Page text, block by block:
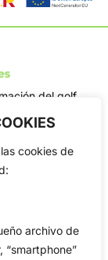
cookies de
archivo de
“smartphone”
del golf
Tour, LPGA